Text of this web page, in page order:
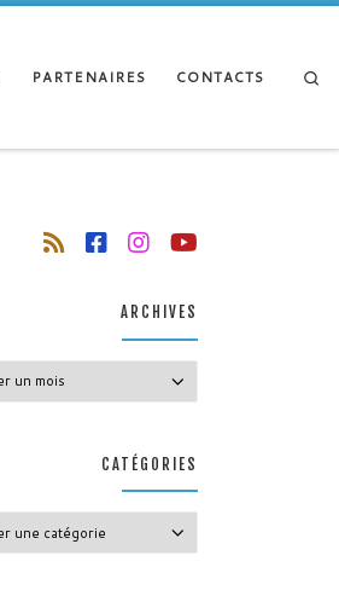
PARTENAIRES CONTACTS
ARCHIVES
CATÉGORIES